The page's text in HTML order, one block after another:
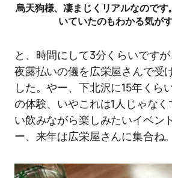
烏天狗様、凄まじくリアルなので
いていたのもわかる気がす
と、時間にして3分くらいです
夜露払いの儀を広栄屋さんで受
した。やー、下北沢に15年くら
の体験、いやこれは1人じゃな
い飲みながら楽しみたいイベン
ー、来年は広栄屋さんに集合ね。